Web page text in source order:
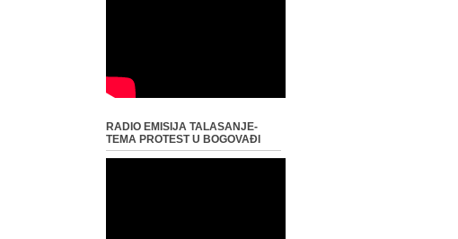
RADIO EMISIJA TALASANJE-
TEMA PROTEST U BOGOVAĐI